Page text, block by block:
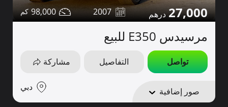
27,000
2007
98,000
مرسيدس E350 للبيع
تواصل التفاصيل مشاركة
صور إضافية دبي